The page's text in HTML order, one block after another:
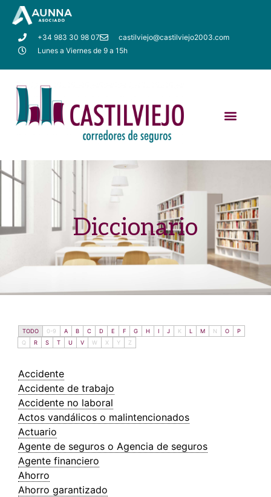
+34 983 30 98 07
castilviejo@castilviejo2003.com
Lunes a Viernes de 9 a 15h
Diccionario
TODO 0-9 A B C D E F G H I J K L M N O
P
Q
R S T U V W X Y Z
Accidente
Accidente de trabajo
Accidente no laboral
Actos vandálicos o malintencionados
Actuario
Agente de seguros o Agencia de seguros
Agente financiero
Ahorro
Ahorro garantizado